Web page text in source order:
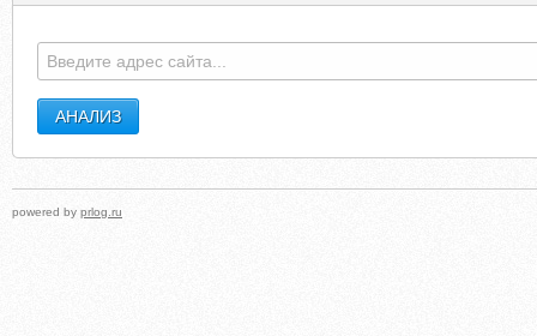
powered by prlog.ru